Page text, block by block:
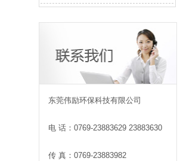
东莞伟励环保科技有限公司
电 话：0769-23883629 23883630
传 真：0769-23883982